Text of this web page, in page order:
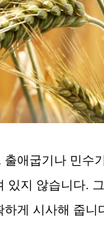
출애굽기나 민수기
있지 않습니다.
하게 시사해 줍니